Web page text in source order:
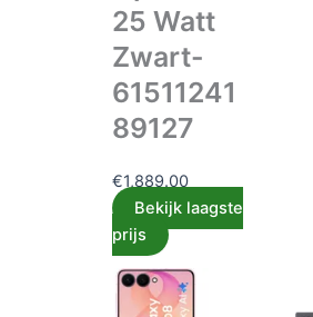
25 Watt
Zwart-
61511241
89127
€1,889.00
Bekijk laagste
prijs